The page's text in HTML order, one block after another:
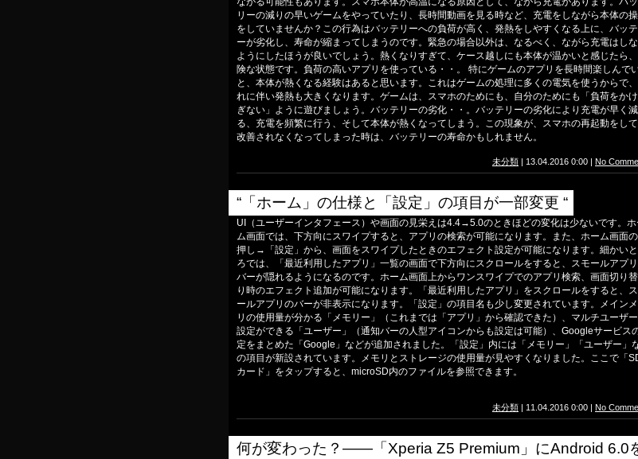
リーの減りの早いゲームをやっていたり、長時間動画を見る時など、充電をしながら本体の
をしていませんか？この行為はバッテリーへの負荷が高く、発熱をしやすくなる上に、バッテ
ーが劣化し、寿命が縮まってしまうのです。緊急の場合以外は、なるべく、ながら充電はし
ようにしたほうが良いでしょう。熱くなりすぎて、ケース越しにも本体が温かいと感じたら
険な状態です。負荷の高いアプリを使っている・・。 特にゲームのアプリを長時間楽しんで
と、本体が熱くなる経験はあると思います。これはゲームの処理に多くの電気を使うからで
れに伴い発熱も大きくなります。ゲームは、スマホのためにも、自分のためにも「負荷をか
ぎない」ように遊びましょう。バッテリーの劣化・・。バッテリーの劣化により充電が早く減
る、充電を頻繁に行う、そして本体が熱くなってしまう。この現象が、スマホの再起動をし
改善されなくなってしまった時は、バッテリーの寿命かもしれません。
未分類 | 13.04.2016 0:00 | No
“「ホーム」の仕様と「設定」の項目が一部変更 “
UI（ユーザーインタフェース）や画面の見栄えは4.4→5.0のときほどの変化は少ないです。ホ
ム画面では、下方向にスワイプすると、アプリの検索が可能になります。また、ホーム画面
押し→「設定」から、画面をスワイプしたときのエフェクト設定が可能になります。細かいと
ろでは、「最近利用したアプリ」一覧の画面で下方向にスクロールをすると、スモールアプ
バーが隠れるようになるのです。ホーム画面上からワンスワイプでのアプリ検索、画面切り
り時のエフェクト追加が可能になります。「最近利用したアプリ」をスクロールをすると、
ールアプリのバーが非表示になります。「設定」の項目名も少し変更されています。メイン
リの使用量が分かる「メモリー」（これまでは「アプリ」から確認できた）、マルチユーザ
設定ができる「ユーザー」（通知バーの人型アイコンからも設定は可能）、Googleサービス
定をまとめた「Google」などが追加されました。「設定」内には「メモリー」「ユーザー」
の項目が新設されています。メモリとストレージの使用量が見やすくなりました。ここで「
カード」をタップすると、microSD内のファイルを参照できます。
未分類 | 11.04.2016 0:00 | No
何が変わった？――「Xperia Z5 Premium」にAndroid 6.0